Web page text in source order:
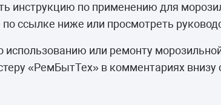
инструкцию по применению для
ссылке ниже или просмотреть
или ремонту
«РемБытТех» в комментариях внизу